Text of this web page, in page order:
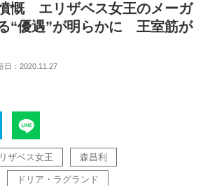
慨 エリザベス女王のメーガ
“優遇”が明らかに 王室筋が
日：2020.11.27
ザベス女王 森昌利
ドリア・ラグランド